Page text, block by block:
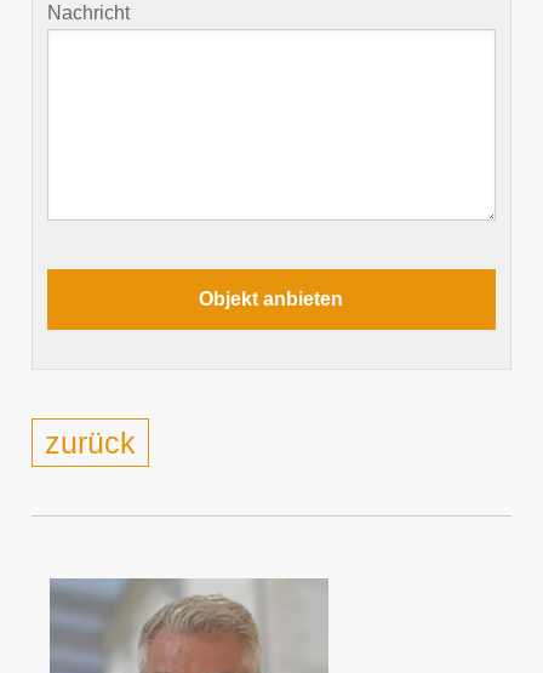
Nachricht
zurück